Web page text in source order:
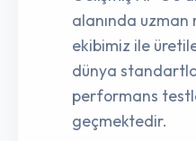
alanında uzman
ekibimiz ile
dünya
performans
geçmektedir.